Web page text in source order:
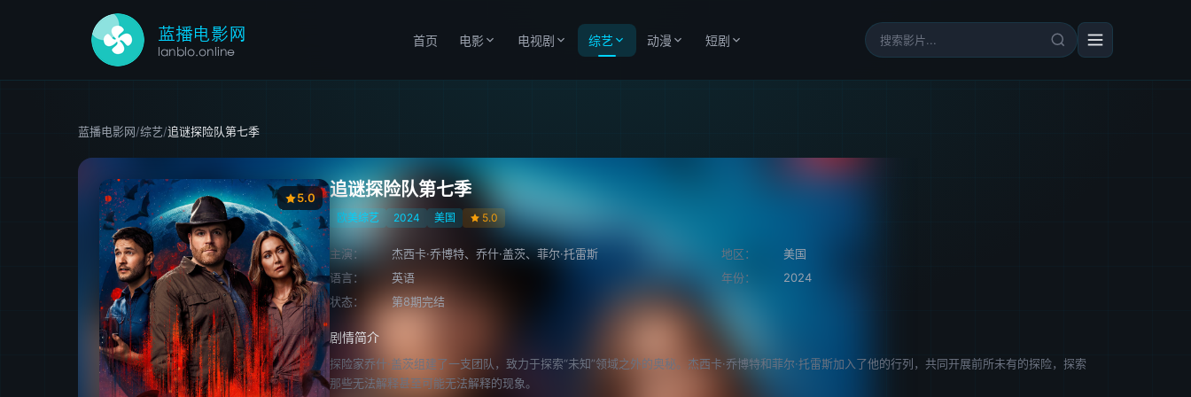
首页 电影 电视剧 综艺 动漫 短剧
蓝播电影网/综艺/追谜探险队第七季
5.0 追谜探险队第七季
欧美综艺 2024 美国 5.0
主演： 杰西卡·乔博特、乔什·盖茨、菲尔·托雷斯 地区：
美国
语言：
英语 年份：
2024
状态：
第8期完结
剧情简介
探险家乔什·盖茨组建了一支团队，致力于探索“未知”领域之外的奥秘。杰西卡·乔博特和菲尔·托雷斯加入了他的行列，共同开展前所未有的探险，探索
那些无法解释甚至可能无法解释的现象。